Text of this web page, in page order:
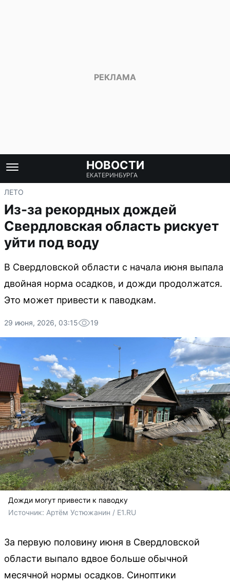
НОВОСТИ
ЕКАТЕРИНБУРГА
ЛЕТО
Из-за рекордных дождей
Свердловская область рискует
уйти под воду
В Свердловской области с начала июня выпала
двойная норма осадков, и дожди продолжатся.
Это может привести к паводкам.
29 июня, 2026, 03:15 19
Дожди могут привести к паводку
Источник: Артём Устюжанин / E1.RU
За первую половину июня в Свердловской
области выпало вдвое больше обычной
месячной нормы осадков. Синоптики